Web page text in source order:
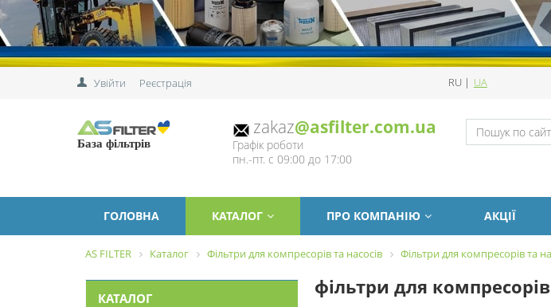
Увійти Реєстрація RU | UA
База фільтрів
zakaz@asfilter.com.ua
Графік роботи
пн.-пт. с 09:00 до 17:00
ГОЛОВНА КАТАЛОГ ПРО КОМПАНІЮ АКЦІЇ
AS FILTER Каталог Фільтри для компресорів та насосів Фільтри для компресорів та
КАТАЛОГ фільтри для компресорів